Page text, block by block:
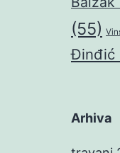
(55)
Đinđić
Arhiva